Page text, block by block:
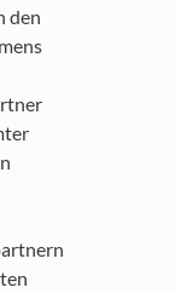
den